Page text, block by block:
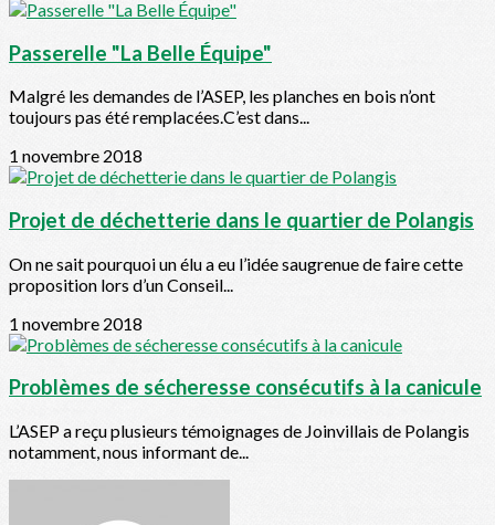
Passerelle "La Belle Équipe"
Malgré les demandes de l’ASEP, les planches en bois n’ont
toujours pas été remplacées.C’est dans...
1 novembre 2018
Projet de déchetterie dans le quartier de Polangis
On ne sait pourquoi un élu a eu l’idée saugrenue de faire cette
proposition lors d’un Conseil...
1 novembre 2018
Problèmes de sécheresse consécutifs à la canicule
L’ASEP a reçu plusieurs témoignages de Joinvillais de Polangis
notamment, nous informant de...